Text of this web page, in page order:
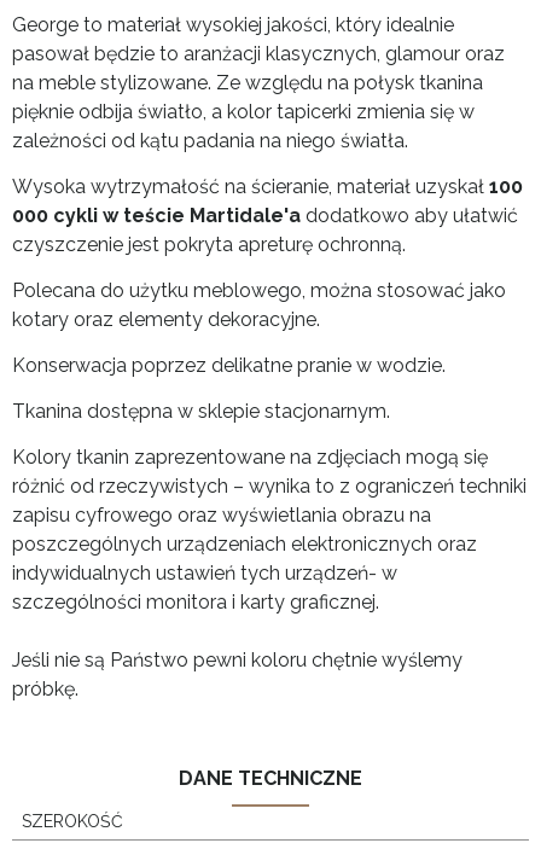
George to materiał wysokiej jakości, który idealnie
pasował będzie to aranżacji klasycznych, glamour oraz
na meble stylizowane. Ze względu na połysk tkanina
pięknie odbija światło, a kolor tapicerki zmienia się w
zależności od kątu padania na niego światła.
Wysoka wytrzymałość na ścieranie, materiał uzyskał 100
000 cykli w teście Martidale'a dodatkowo aby ułatwić
czyszczenie jest pokryta apreturę ochronną.
Polecana do użytku meblowego, można stosować jako
kotary oraz elementy dekoracyjne.
Konserwacja poprzez delikatne pranie w wodzie.
Tkanina dostępna w sklepie stacjonarnym.
Kolory tkanin zaprezentowane na zdjęciach mogą się
różnić od rzeczywistych – wynika to z ograniczeń techniki
zapisu cyfrowego oraz wyświetlania obrazu na
poszczególnych urządzeniach elektronicznych oraz
indywidualnych ustawień tych urządzeń- w
szczególności monitora i karty graficznej.
Jeśli nie są Państwo pewni koloru chętnie wyślemy
próbkę.
DANE TECHNICZNE
SZEROKOŚĆ